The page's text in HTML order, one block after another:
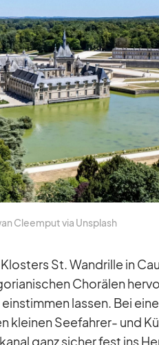
Cle­em­put via Un­s­plash
St. Wandrille in
Cho­rä­len
las­sen. Bei
klei­nen See­fah­rer- und
ganz si­cher fest ins